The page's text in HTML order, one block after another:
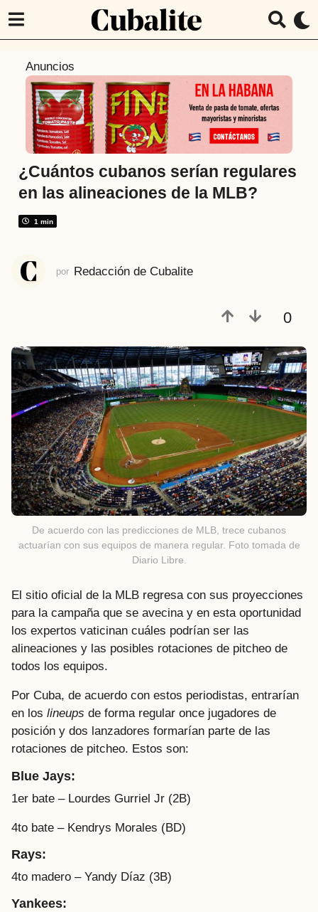
r
á
s
ñ
t
r
á
s
Anuncios
¿Cuántos cubanos serían regulares
en las alineaciones de la MLB?
1 min
por Redacción de Cubalite
0
De acuerdo con las predicciones de MLB, trece cubanos
actuarían con sus equipos de manera regular. Foto tomada de
Diario Libre.
El sitio oficial de la MLB regresa con sus proyecciones
para la campaña que se avecina y en esta oportunidad
los expertos vaticinan cuáles podrían ser las
alineaciones y las posibles rotaciones de pitcheo de
todos los equipos.
Por Cuba, de acuerdo con estos periodistas, entrarían
en los lineups de forma regular once jugadores de
posición y dos lanzadores formarían parte de las
rotaciones de pitcheo. Estos son:
Blue Jays:
1er bate – Lourdes Gurriel Jr (2B)
4to bate – Kendrys Morales (BD)
Rays:
4to madero – Yandy Díaz (3B)
Yankees: